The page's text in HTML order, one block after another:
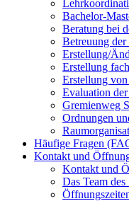
Bachelor-
Beratung bei
Betreuung
Erstellung/
Erstellung
Erstellung
Evaluation
Gremienweg
Ordnungen
Häufige Fragen
Kontakt und
Kontakt und
Das Team